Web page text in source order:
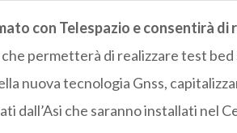
con Telespazio e consentirà di
che permetterà di realizzare test
nuova tecnologia Gnss,
dall’Asi che saranno installati nel